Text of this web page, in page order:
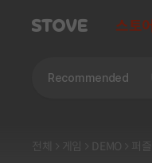
스토어
Recommended
전체 게임 DEMO 퍼즐